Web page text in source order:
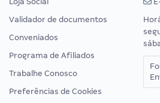
Validador de documentos
Conveniados
Programa de Afiliados
Trabalhe Conosco
Preferências de Cookies